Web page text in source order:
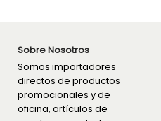
Sobre Nosotros
Somos importadores
directos de productos
promocionales y de
oficina, artículos de